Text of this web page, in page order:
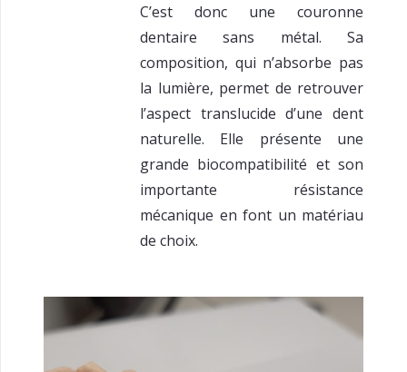
C’est donc une couronne
dentaire sans métal. Sa
composition, qui n’absorbe pas
la lumière, permet de retrouver
l’aspect translucide d’une dent
naturelle. Elle présente une
grande biocompatibilité et son
importante résistance
mécanique en font un matériau
de choix.